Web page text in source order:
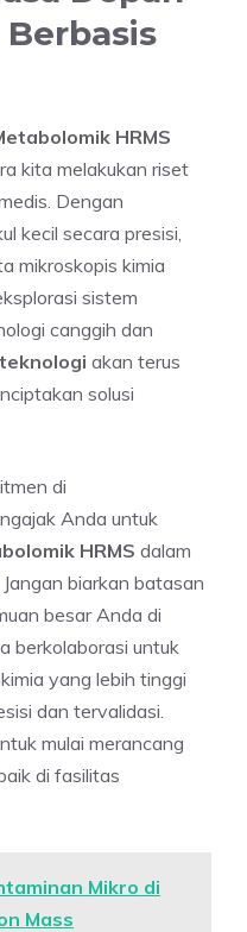
HRMS
kita melakukan riset
Dengan
kecil secara presisi,
mikroskopis kimia
sistem
canggih dan
akan terus
solusi
di
Anda untuk
HRMS dalam
biarkan batasan
besar Anda di
berkolaborasi untuk
yang lebih tinggi
dan tervalidasi.
mulai merancang
di fasilitas
Mikro di
Mass